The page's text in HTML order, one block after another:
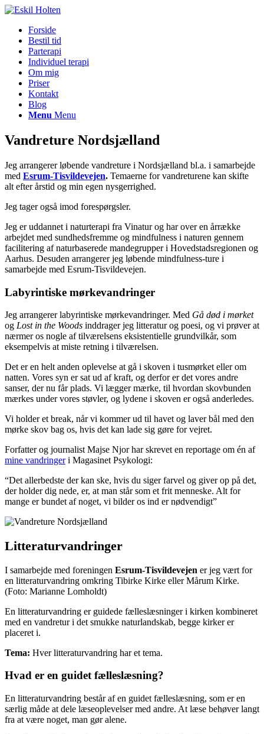
Forside
Bestil tid
Parterapi
Individuel terapi
Om mig
Priser
Kontakt
Blog
Menu Menu
Vandreture Nordsjælland
Jeg arrangerer løbende vandreture i Nordsjælland bl.a. i samarbejde
med Esrum-Tisvildevejen. Temaerne for vandreturene kan skifte
alt efter årstid og min egen nysgerrighed.
Jeg tager også imod forespørgsler.
Jeg er uddannet i naturterapi fra Vinatur og har over en årrække
arbejdet med sundhedsfremme og mindfulness i naturen gennem
facilitering af naturbaserede mandegrupper i Hovedstadsregionen og
Aarhus. Desuden arrangerer jeg løbende mindfulness-ture i
samarbejde med Esrum-Tisvildevejen.
Labyrintiske mørkevandringer
Jeg arrangerer labyrintiske mørkevandringer. Med Gå død i mørket
og Lost in the Woods inddrager jeg litteratur og poesi, og vi prøver at
nærmer os nogle af tilværelsens eksistentielle grundvilkår, som
eksempelvis at miste retning i tilværelsen.
Det er en helt anden oplevelse at gå i skoven i tusmørket eller om
natten. Vores syn er sat ud af kraft, og derfor er det vores andre
sanser, der nu får plads. Vi lægger mærke, til hvordan skovbunden
mærkes under vores støvler, og lydene i skoven er også anderledes.
Vi holder et break, når vi kommer ud til havet og laver bål med den
mørke skov bag os, hvis det kan lade sig gøre for vejret.
Forfatter og journalist Majse Njor har skrevet en reportage om én af
mine vandringeri Magasinet Psykologi:
“Det allerbedste der kan ske, hvis du siger farvel og giver op på det,
der holder dig nede, er, at man står som et frit menneske. Alt for
mange er bundet af noget, vi bilder os ind er nødvendigt”
Litteraturvandringer
I samarbejde med foreningen Esrum-Tisvildevejen er jeg vært for
en litteraturvandring omkring Tibirke Kirke eller Mårum Kirke.
(Foto: Marianne Lomholdt)
En litteraturvandring er guidede fælleslæsninger i kirken kombineret
med en vandretur i det smukke naturlandskab, begge kirker er
placeret i.
Tema: Hver litteraturvandring har et tema.
Hvad er en guidet fælleslæsning?
En litteraturvandring består af en guidet fælleslæsning, som er en
særlig måde at dele læseoplevelser med andre. At læse behøver langt
fra at være noget, man gør alene.